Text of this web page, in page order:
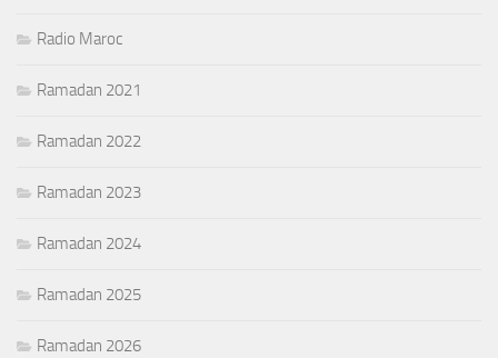
Radio Maroc
Ramadan 2021
Ramadan 2022
Ramadan 2023
Ramadan 2024
Ramadan 2025
Ramadan 2026